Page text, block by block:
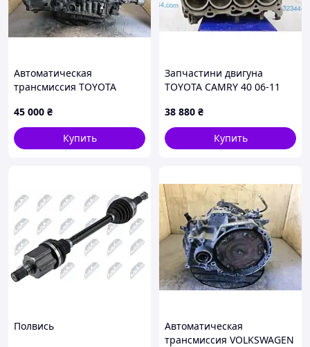
Автоматическая
трансмиссия TOYOTA
35A60
45 000 ₴
Купить
Запчастини двигуна
TOYOTA CAMRY 40 06-11
38 880 ₴
Купить
Полвись
Автоматическая
трансмиссия VOLKSWAGEN